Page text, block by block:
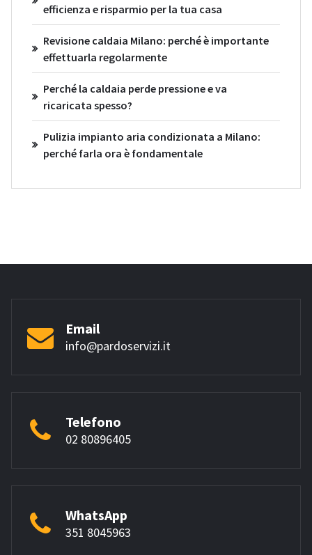
efficienza e risparmio per la tua casa
Revisione caldaia Milano: perché è importante
effettuarla regolarmente
Perché la caldaia perde pressione e va
ricaricata spesso?
Pulizia impianto aria condizionata a Milano:
perché farla ora è fondamentale
Email
info@pardoservizi.it
Telefono
02 80896405
WhatsApp
351 8045963